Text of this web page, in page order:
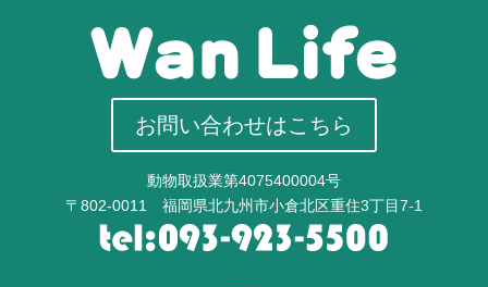
お問い合わせはこちら
動物取扱業第4075400004号
〒802-0011 福岡県北九州市小倉北区重住3丁目7-1